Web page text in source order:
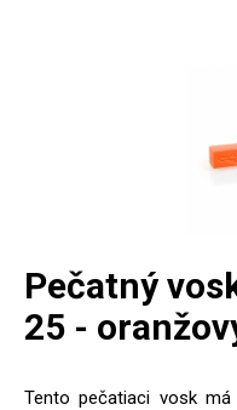
Pečatný
25 -
Tento pečatiaci vosk